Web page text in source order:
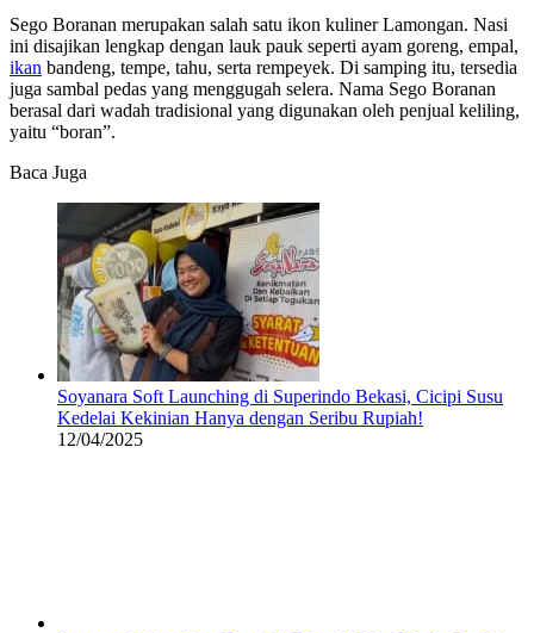
Sego Boranan merupakan salah satu ikon kuliner Lamongan. Nasi
ini disajikan lengkap dengan lauk pauk seperti ayam goreng, empal,
ikan bandeng, tempe, tahu, serta rempeyek. Di samping itu, tersedia
juga sambal pedas yang menggugah selera. Nama Sego Boranan
berasal dari wadah tradisional yang digunakan oleh penjual keliling,
yaitu “boran”.
Baca Juga
Soyanara Soft Launching di Superindo Bekasi, Cicipi Susu
Kedelai Kekinian Hanya dengan Seribu Rupiah!
12/04/2025